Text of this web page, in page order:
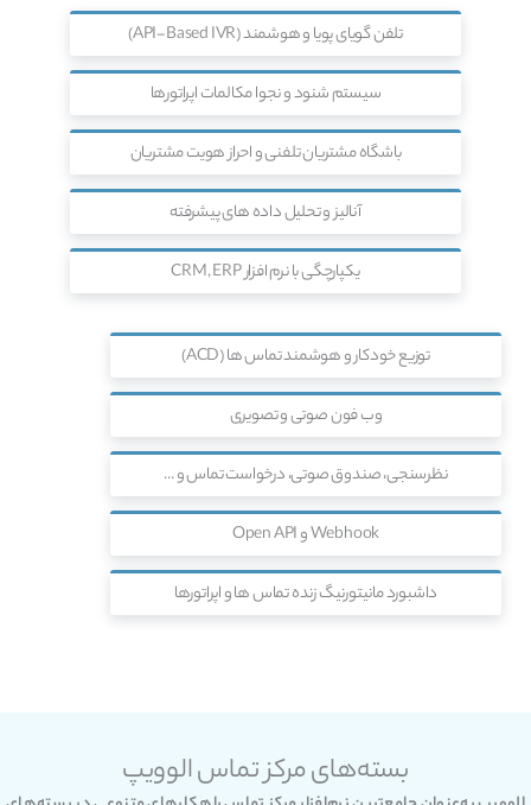
تلفن گویای پویا و هوشمند (API-Based IVR)
سیستم شنود و نجوا مکالمات اپراتورها
باشگاه مشتریان تلفنی و احراز هویت مشتریان
آنالیز و تحلیل داده های پیشرفته
یکپارچگی با نرم افزار CRM, ERP
توزیع خودکار و هوشمند تماس ها (ACD)
وب فون صوتی و تصویری
نظرسنجی، صندوق صوتی، درخواست تماس و ...
Webhook و Open API
داشبورد مانیتورنیگ زنده تماس ها و اپراتورها
بسته‌های مرکز تماس الوویپ